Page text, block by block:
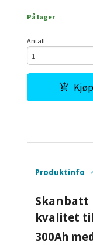
På lager
Antall
Kjøp
Produktinfo
Skanbatt
kvalitet
300Ah